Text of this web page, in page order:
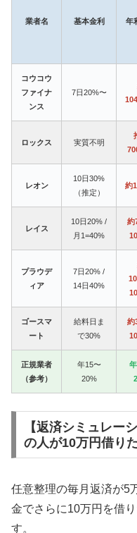
業者名 基本金利 年
コウコウ
ファイナ
ンス
7日20%〜
ロックス 実質不明
レオン
10日30%
（推定）
約
レイス
10日20% /
月1=40%
約
プラウデ
ィア
7日20% /
14日40%
ゴースマ
ート
給料日ま
で30%
約
正規業者
（参考）
年15〜
20%
【返済シミュレー
の人が10万円借り
任意整理の毎月返済が5
金でさらに10万円を借
す。